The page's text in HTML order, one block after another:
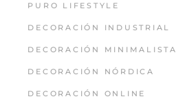
PURO LIFESTYLE
DECORACIÓN INDUSTRIAL
DECORACIÓN MINIMALISTA
DECORACIÓN NÓRDICA
DECORACIÓN ONLINE